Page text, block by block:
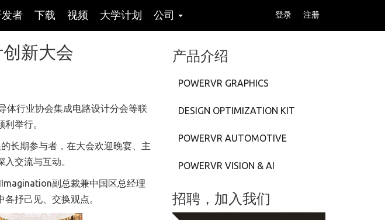
者 下载 视频 大学计划 公司 登录 注册
新大会
体行业协会集成电路设计分会等联
举行。
长期参与者，在大会欢迎晚宴、主
交流与互动。
副总裁兼中国区总经理
抒己见、交换观点。
产品介绍
POWERVR GRAPHICS
DESIGN OPTIMIZATION KIT
POWERVR AUTOMOTIVE
POWERVR VISION & AI
招聘，加入我们